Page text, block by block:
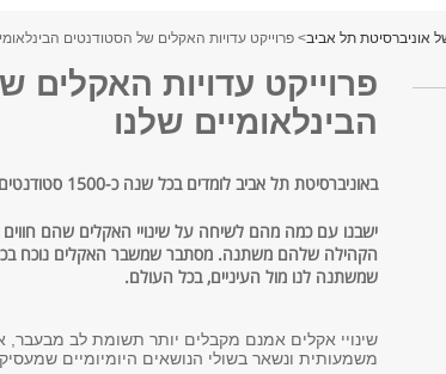
אוניברסיטת תל אביב> פרוייקט עדויות האקלים של הסטודנטים
פרוייקט עדויות האקלים
הבינלאומיים שלנו
באוניברסיטת תל אביב לומדים בכל שנה כ-1500 סטודנטים בתכניות בינלאומיות.
ישבנו עם כמה מהם לשיחה על שינויי האקלים שהם
הקהילה שלהם משתנה. מסתבר שמשבר האקלים נוכח
שמשתנה לנו מול העיניים, בכל העולם.
שינויי אקלים אמנם מקבלים יותר תשומת לב
משמעותית ונשאר בשולי הנושאים היומיומיים